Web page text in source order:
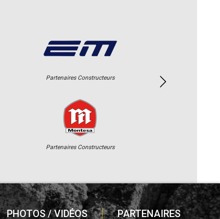
Partenaires Constructeurs
Partenaires Constructeurs
PHOTOS / VIDÉOS PARTENAIRES